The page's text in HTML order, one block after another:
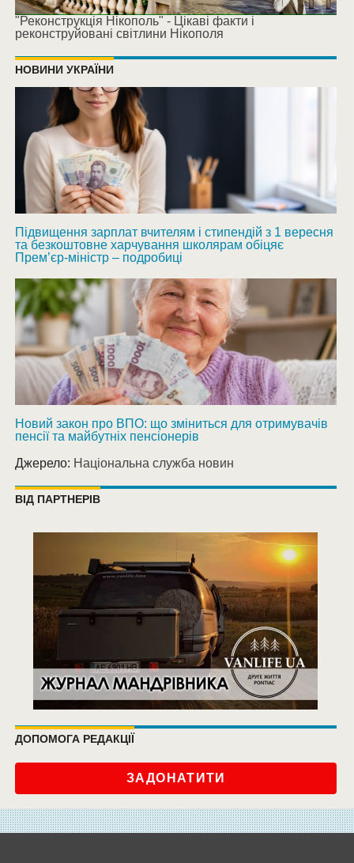
"Реконструкція Нікополь" - Цікаві факти і
реконструйовані світлини Нікополя
НОВИНИ УКРАЇНИ
Підвищення зарплат вчителям і стипендій з 1 вересня
та безкоштовне харчування школярам обіцяє
Прем’єр-міністр – подробиці
Новий закон про ВПО: що зміниться для отримувачів
пенсії та майбутніх пенсіонерів
Джерело: Національна служба новин
ВІД ПАРТНЕРІВ
ДОПОМОГА РЕДАКЦІЇ
ЗАДОНАТИТИ